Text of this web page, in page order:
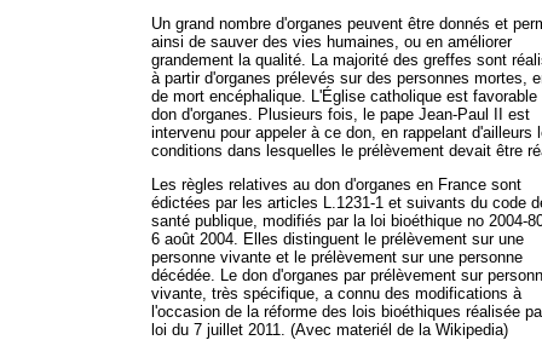
Un grand nombre d'organes peuvent être donnés et
ainsi de sauver des vies humaines, ou en améliorer
grandement la qualité. La majorité des greffes sont
à partir d'organes prélevés sur des personnes mortes,
de mort encéphalique. L'Église catholique est favorable
don d'organes. Plusieurs fois, le pape Jean-Paul II est
intervenu pour appeler à ce don, en rappelant d'ailleurs
conditions dans lesquelles le prélèvement devait être
Les règles relatives au don d'organes en France sont
édictées par les articles L.1231-1 et suivants du code
santé publique, modifiés par la loi bioéthique no 2004-
6 août 2004. Elles distinguent le prélèvement sur une
personne vivante et le prélèvement sur une personne
décédée. Le don d'organes par prélèvement sur
vivante, très spécifique, a connu des modifications à
l'occasion de la réforme des lois bioéthiques réalisée
loi du 7 juillet 2011. (Avec materiél de la Wikipedia)